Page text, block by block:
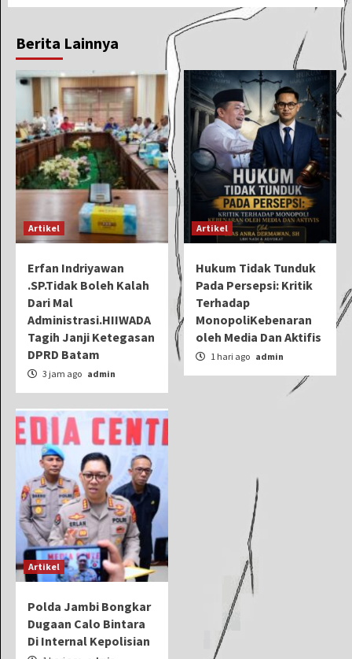
Berita Lainnya
Artikel
Erfan Indriyawan
.SP.Tidak Boleh Kalah
Dari Mal
Administrasi.HIIWADA
Tagih Janji Ketegasan
DPRD Batam
3 jam ago admin
Artikel
Hukum Tidak Tunduk
Pada Persepsi: Kritik
Terhadap
MonopoliKebenaran
oleh Media Dan Aktifis
1 hari ago admin
Artikel
Polda Jambi Bongkar
Dugaan Calo Bintara
Di Internal Kepolisian